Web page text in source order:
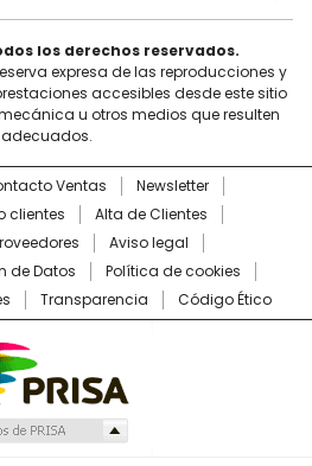
los derechos reservados.
expresa de las reproducciones y
accesibles desde este sitio
u otros medios que resulten
adecuados.
Ventas
Newsletter
clientes
Alta de Clientes
Aviso legal
de Datos
Política de cookies
Transparencia Código Ético